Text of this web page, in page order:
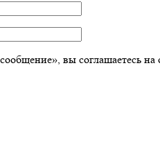
вы соглашаетесь на